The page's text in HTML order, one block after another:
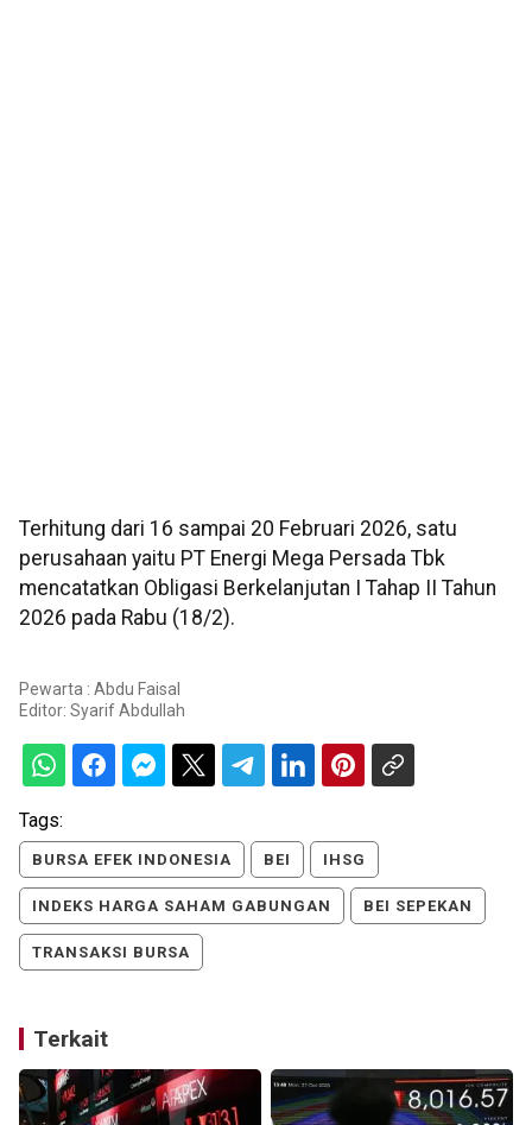
Terhitung dari 16 sampai 20 Februari 2026, satu
perusahaan yaitu PT Energi Mega Persada Tbk
mencatatkan Obligasi Berkelanjutan I Tahap II Tahun
2026 pada Rabu (18/2).
Pewarta : Abdu Faisal
Editor: Syarif Abdullah
Tags:
BURSA EFEK INDONESIA BEI IHSG
INDEKS HARGA SAHAM GABUNGAN BEI SEPEKAN
TRANSAKSI BURSA
Terkait